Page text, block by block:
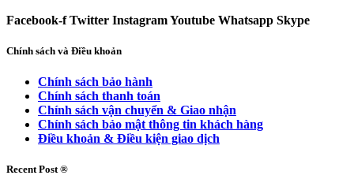
Facebook-f Twitter InstagramYoutube Whatsapp Skype
Chính sách và Điều khoản
Chính sách bảo hành
Chính sách thanh toán
Chính sách vận chuyển & Giao nhận
Chính sách bảo mật thông tin khách hàng
Điều khoản & Điều kiện giao dịch
Recent Post ®